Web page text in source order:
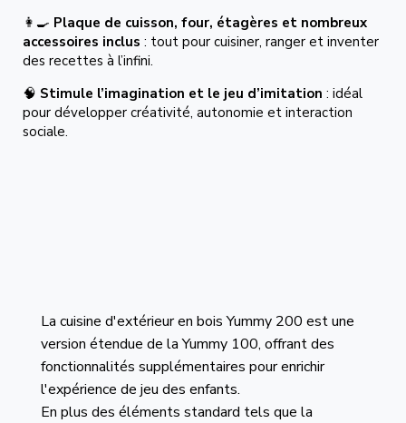
La cuisine d'extérieur en bois Yummy 200 est une
version étendue de la Yummy 100, offrant des
fonctionnalités supplémentaires pour enrichir
l'expérience de jeu des enfants.
En plus des éléments standard tels que la
👩🍳 Plaque de cuisson, four, étagères et nombreux
accessoires inclus : tout pour cuisiner, ranger et inventer
des recettes à l’infini.
🧠 Stimule l’imagination et le jeu d’imitation : idéal
pour développer créativité, autonomie et interaction
sociale.